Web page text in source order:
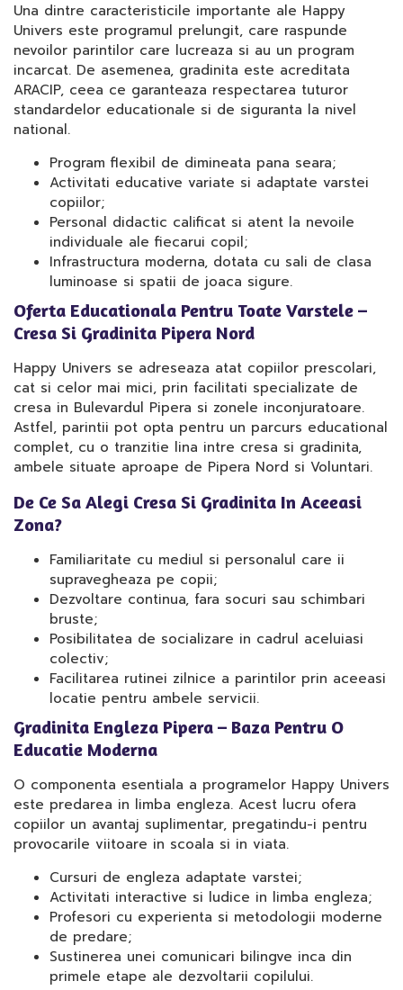
Una dintre caracteristicile importante ale Happy
Univers este programul prelungit, care raspunde
nevoilor parintilor care lucreaza si au un program
incarcat. De asemenea, gradinita este acreditata
ARACIP, ceea ce garanteaza respectarea tuturor
standardelor educationale si de siguranta la nivel
national.
Program flexibil de dimineata pana seara;
Activitati educative variate si adaptate varstei
copiilor;
Personal didactic calificat si atent la nevoile
individuale ale fiecarui copil;
Infrastructura moderna, dotata cu sali de clasa
luminoase si spatii de joaca sigure.
Oferta Educationala Pentru Toate Varstele –
Cresa Si Gradinita Pipera Nord
Happy Univers se adreseaza atat copiilor prescolari,
cat si celor mai mici, prin facilitati specializate de
cresa in Bulevardul Pipera si zonele inconjuratoare.
Astfel, parintii pot opta pentru un parcurs educational
complet, cu o tranzitie lina intre cresa si gradinita,
ambele situate aproape de Pipera Nord si Voluntari.
De Ce Sa Alegi Cresa Si Gradinita In Aceeasi
Zona?
Familiaritate cu mediul si personalul care ii
supravegheaza pe copii;
Dezvoltare continua, fara socuri sau schimbari
bruste;
Posibilitatea de socializare in cadrul aceluiasi
colectiv;
Facilitarea rutinei zilnice a parintilor prin aceeasi
locatie pentru ambele servicii.
Gradinita Engleza Pipera – Baza Pentru O
Educatie Moderna
O componenta esentiala a programelor Happy Univers
este predarea in limba engleza. Acest lucru ofera
copiilor un avantaj suplimentar, pregatindu-i pentru
provocarile viitoare in scoala si in viata.
Cursuri de engleza adaptate varstei;
Activitati interactive si ludice in limba engleza;
Profesori cu experienta si metodologii moderne
de predare;
Sustinerea unei comunicari bilingve inca din
primele etape ale dezvoltarii copilului.